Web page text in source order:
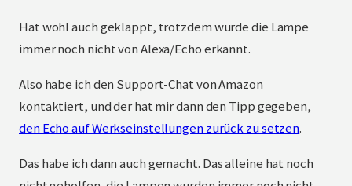
Hat wohl auch geklappt, trotzdem wurde die Lampe
immer noch nicht von Alexa/Echo erkannt.
Also habe ich den Support-Chat von Amazon
kontaktiert, und der hat mir dann den Tipp gegeben,
den Echo auf Werkseinstellungen zurück zu setzen.
Das habe ich dann auch gemacht. Das alleine hat noch